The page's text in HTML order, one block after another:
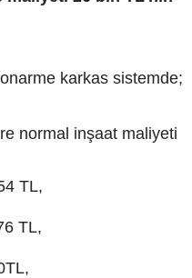
karkas sistemde;
normal inşaat maliyeti
TL,
TL,